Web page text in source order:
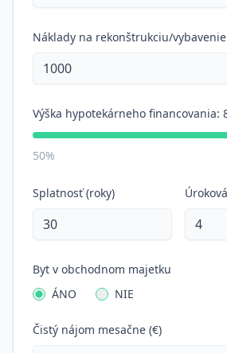
Náklady na rekonštrukciu/vybavenie
Výška hypotekárneho financovania:
50%
Splatnosť (roky)
Byt v obchodnom majetku
ÁNO
NIE
Čistý nájom mesačne (€)